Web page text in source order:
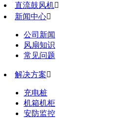
直流鼓风机
新闻中心
公司新闻
风扇知识
常见问题
解决方案
充电桩
机箱机柜
安防监控